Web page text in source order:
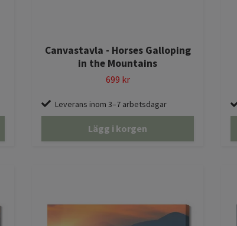
Canvastavla - Horses Galloping
in the Mountains
699 kr
Leverans inom 3–7 arbetsdagar
Lägg i korgen